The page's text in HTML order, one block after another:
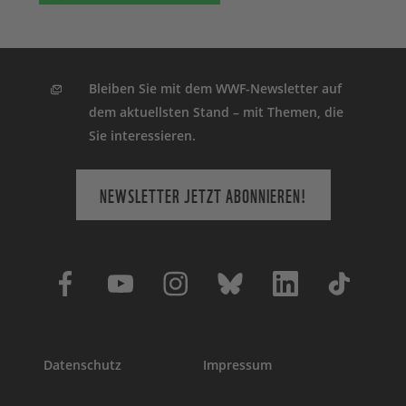
Bleiben Sie mit dem WWF-Newsletter auf
dem aktuellsten Stand – mit Themen, die
Sie interessieren.
NEWSLETTER JETZT ABONNIEREN!
Datenschutz Impressum